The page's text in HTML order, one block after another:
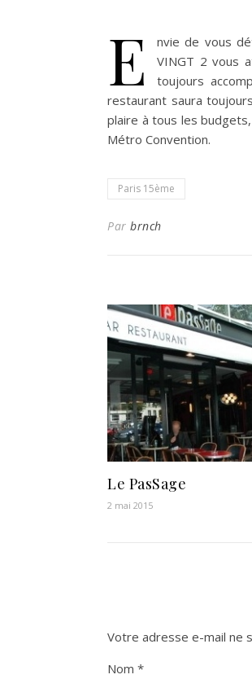
E
nvie de vous
VINGT 2 vous
toujours
restaurant saura
plaire à tous les
Métro Convention.
Paris 15ème
Par brnch
Le PasSage
2 mai 2015
Votre adresse e-mail ne
Nom *